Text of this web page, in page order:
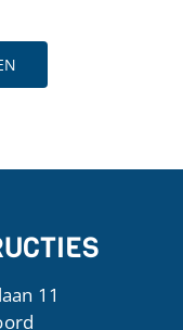
11